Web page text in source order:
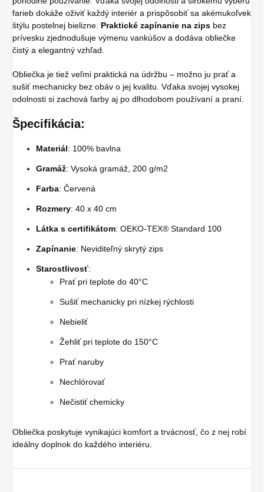
farieb dokáže oživiť každý interiér a prispôsobiť sa akémukoľvek
štýlu postelnej bielizne. Praktické zapínanie na zips bez
prívesku zjednodušuje výmenu vankúšov a dodáva obliečke
čistý a elegantný vzhľad.
Obliečka je tiež veľmi praktická na údržbu – možno ju prať a
sušiť mechanicky bez obáv o jej kvalitu. Vďaka svojej vysokej
odolnosti si zachová farby aj po dlhodobom používaní a praní.
Špecifikácia:
Materiál: 100% bavlna
Gramáž: Vysoká gramáž, 200 g/m2
Farba: Červená
Rozmery: 40 x 40 cm
Látka s certifikátom: OEKO-TEX® Standard 100
Zapínanie: Neviditeľný skrytý zips
Starostlivosť:
Prať pri teplote do 40°C
Sušiť mechanicky pri nízkej rýchlosti
Nebieliť
Žehliť pri teplote do 150°C
Prať naruby
Nechlórovať
Nečistiť chemicky
Obliečka poskytuje vynikajúci komfort a trvácnosť, čo z nej robí
ideálny doplnok do každého interiéru.